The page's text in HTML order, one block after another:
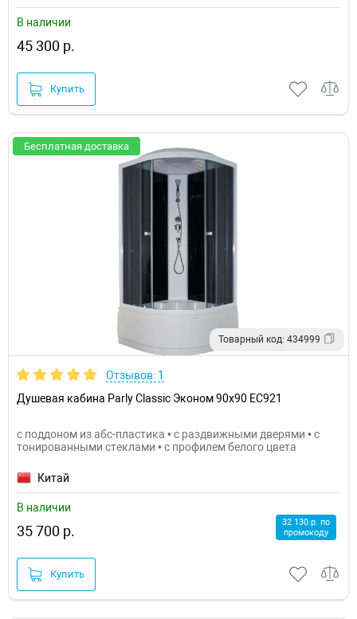
В наличии
45 300 р.
Купить
Бесплатная доставка
Товарный код: 434999
Отзывов: 1
Душевая кабина Parly Classic Эконом 90x90 EC921
с поддоном из абс-пластика • с раздвижными дверями • с
тонированными стеклами • с профилем белого цвета
Китай
В наличии
35 700 р.
32 130 р. по
промокоду
Купить